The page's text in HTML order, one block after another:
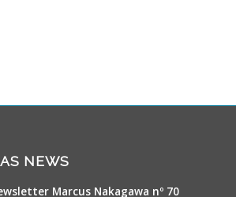
NEWS
Marcus Nakagawa nº 70